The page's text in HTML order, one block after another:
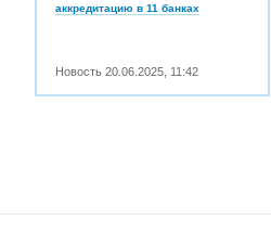
аккредитацию в 11 банках
Новость20.06.2025 11:42